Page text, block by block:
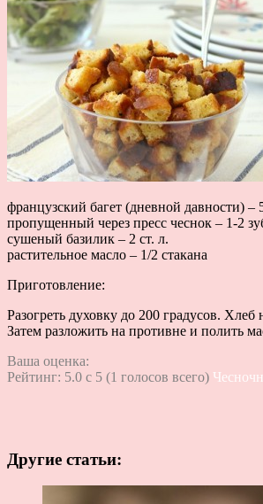
французский багет (дневной давности) –
пропущенный через пресс чеснок – 1-2
сушеный базилик – 2 ст. л.
растительное масло – 1/2 стакана
Приготовление:
Разогреть духовку до 200 градусов.
Затем разложить на противне и полить
Ваша оценка:
Рейтинг: 5.0 c 5 (1 голосов всего)
Другие статьи: